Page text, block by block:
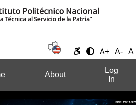
A+ A- A
About
Log
In